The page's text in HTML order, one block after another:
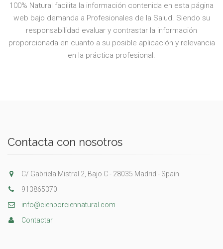
100% Natural facilita la información contenida en esta página
web bajo demanda a Profesionales de la Salud. Siendo su
responsabilidad evaluar y contrastar la información
proporcionada en cuanto a su posible aplicación y relevancia
en la práctica profesional.
Contacta con nosotros
C/ Gabriela Mistral 2, Bajo C - 28035 Madrid - Spain
913865370
info@cienporciennatural.com
Contactar